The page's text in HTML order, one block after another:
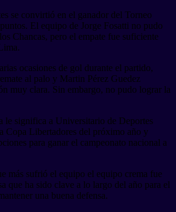
se convirtió en el ganador del Torneo
El equipo de Jorge Fosatti no pudo
Chancas, pero el empate fue suficiente
ocasiones de gol durante el partido,
al palo y Martin Pérez Guedez
muy clara. Sin embargo, no pudo lograr la
le significa a Universitario de Deportes
Copa Libertadores del próximo año y
para ganar el campeonato nacional a
más sufrió el equipo el equipo crema fue
que ha sido clave a lo largo del año para el
una buena defensa.